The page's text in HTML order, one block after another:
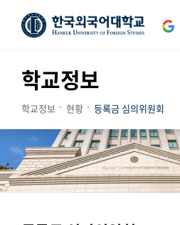
학교정보
학교정보 현황 등록금 심의위원회